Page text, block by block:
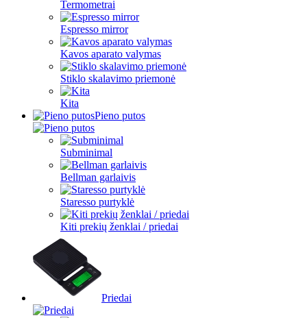
Termometrai
Espresso mirror
Kavos aparato valymas
Stiklo skalavimo priemonė
Kita
Pieno putos
Subminimal
Bellman garlaivis
Staresso purtyklė
Kiti prekių ženklai / priedai
Priedai